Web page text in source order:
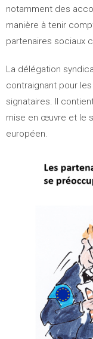
notamment des
manière à tenir
partenaires sociaux
La délégation
contraignant pour
signataires. Il
mise en œuvre et le
européen.